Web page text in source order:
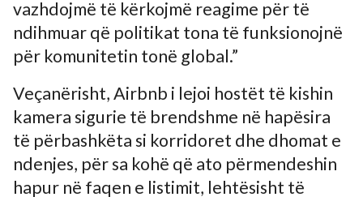
vazhdojmë të kërkojmë reagime për të
ndihmuar që politikat tona të funksionojnë
për komunitetin tonë global.”
Veçanërisht, Airbnb i lejoi hostët të kishin
kamera sigurie të brendshme në hapësira
të përbashkëta si korridoret dhe dhomat e
ndenjes, për sa kohë që ato përmendeshin
hapur në faqen e listimit, lehtësisht të